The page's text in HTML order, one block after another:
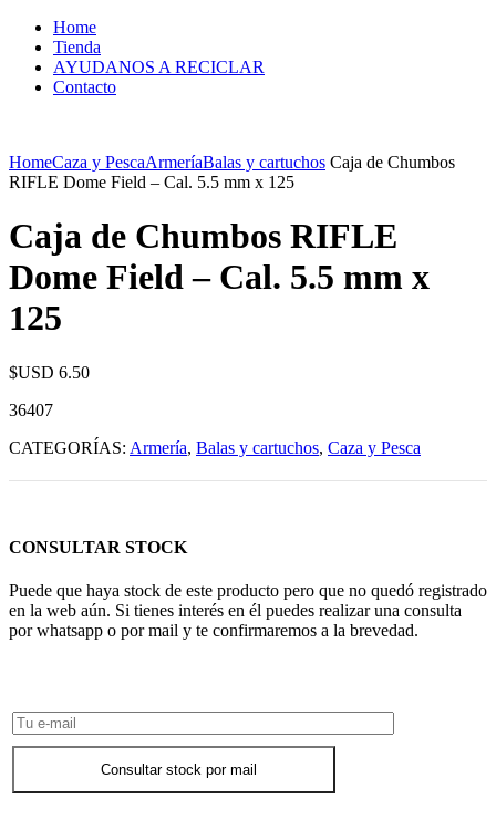
Home
Tienda
AYUDANOS A RECICLAR
Contacto
HomeCaza y PescaArmeríaBalas y cartuchos Caja de Chumbos
RIFLE Dome Field – Cal. 5.5 mm x 125
Caja de Chumbos RIFLE
Dome Field – Cal. 5.5 mm x
125
$USD 6.50
36407
CATEGORÍAS: Armería, Balas y cartuchos, Caza y Pesca
CONSULTAR STOCK
Puede que haya stock de este producto pero que no quedó registrado
en la web aún. Si tienes interés en él puedes realizar una consulta
por whatsapp o por mail y te confirmaremos a la brevedad.
Consultar stock por mail